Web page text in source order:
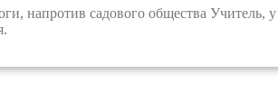
напротив садового общества Учитель,